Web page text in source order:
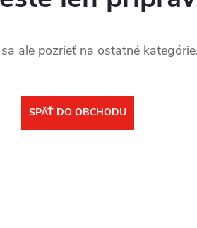
ale pozrieť na ostatné kategórie.
SPÄŤ DO OBCHODU